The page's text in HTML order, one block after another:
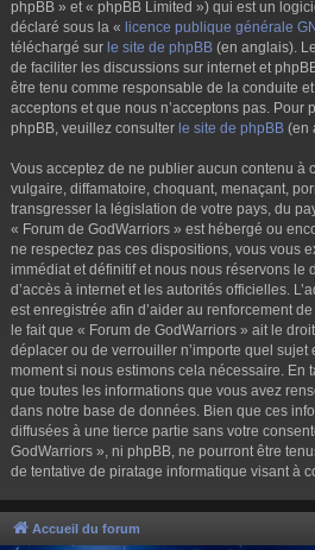
phpBB » et « phpBB Limited ») qui est un
déclaré sous la « licence publique générale
téléchargé sur le site de phpBB (en anglais).
de faciliter les discussions sur internet et
être tenu comme responsable de la conduite
acceptons et que nous n’acceptons pas. Pour
phpBB, veuillez consulter le site de phpBB (en
Vous acceptez de ne publier aucun contenu à
vulgaire, diffamatoire, choquant, menaçant,
transgresser la législation de votre pays, du
« Forum de GodWarriors » est hébergé ou
ne respectez pas ces dispositions, vous vous
immédiat et définitif et nous nous réservons le
d’accès à internet et les autorités officielles.
est enregistrée afin d’aider au renforcement
le fait que « Forum de GodWarriors » ait le
déplacer ou de verrouiller n’importe quel sujet
moment si nous estimons cela nécessaire. En
que toutes les informations que vous avez
dans notre base de données. Bien que ces
diffusées à une tierce partie sans votre
GodWarriors », ni phpBB, ne pourront être
de tentative de piratage informatique visant à
Accueil du forum